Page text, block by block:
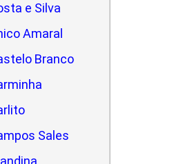
e Silva
Amaral
Branco
Sales